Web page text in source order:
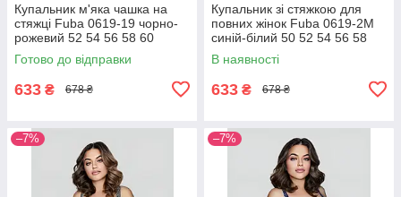
Купальник м'яка чашка на
стяжці Fuba 0619-19 чорно-
рожевий 52 54 56 58 60
розмір
Готово до відправки
633 ₴ 678 ₴
Купальник зі стяжкою для
повних жінок Fuba 0619-2M
синій-білий 50 52 54 56 58
розмір
В наявності
633 ₴ 678 ₴
–7% –7%